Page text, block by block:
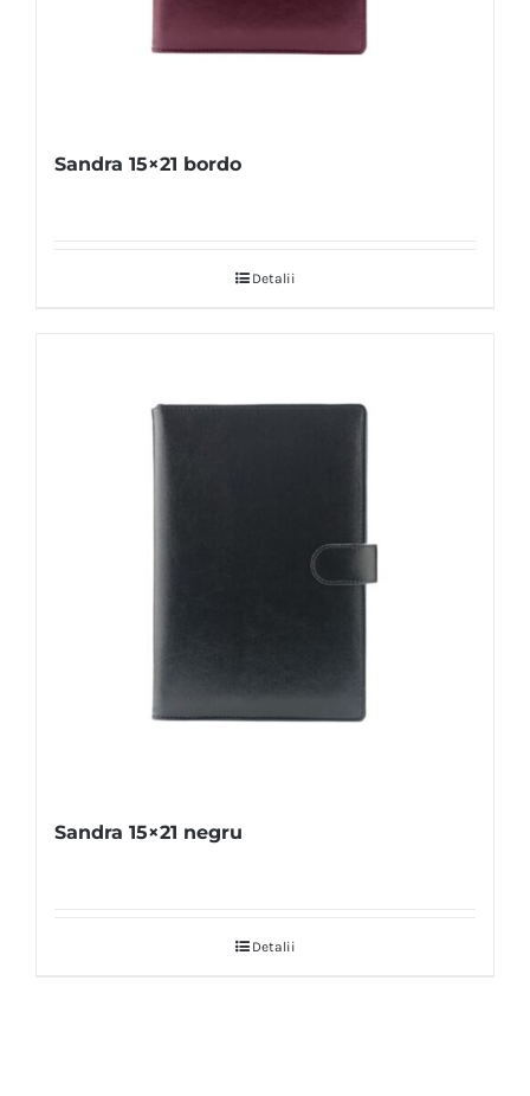
Sandra 15×21 bordo
Detalii
Sandra 15×21 negru
Detalii